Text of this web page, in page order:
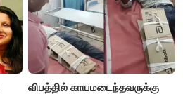
விபத்தில் காயமடைந்தவருக்கு